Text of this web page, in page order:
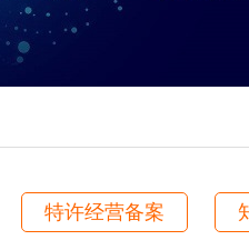
特许经营备案